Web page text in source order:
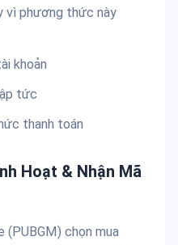
vì phương thức này
khoản
tức
thanh toán
Hoạt & Nhận Mã
(PUBGM) chọn mua